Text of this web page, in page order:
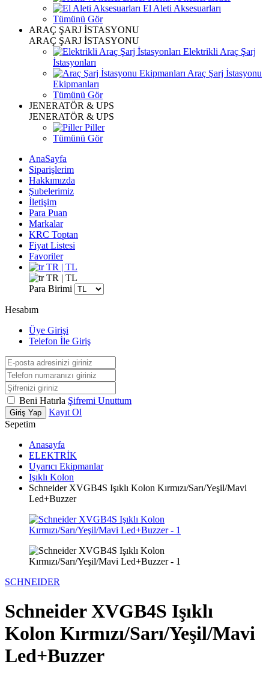
El Aleti Aksesuarları
Tümünü Gör
ARAÇ ŞARJ İSTASYONU
ARAÇ ŞARJ İSTASYONU
Elektrikli Araç Şarj
İstasyonları
Araç Şarj İstasyonu
Ekipmanları
Tümünü Gör
JENERATÖR & UPS
JENERATÖR & UPS
Piller
Tümünü Gör
AnaSayfa
Siparişlerim
Hakkımızda
Şubelerimiz
İletişim
Para Puan
Markalar
KRC Toptan
Fiyat Listesi
Favoriler
TR | TL
TR | TL
Para Birimi
Hesabım
Üye Girişi
Telefon İle Giriş
Beni Hatırla Şifremi Unuttum
Giriş Yap
Kayıt Ol
Sepetim
Anasayfa
ELEKTRİK
Uyarıcı Ekipmanlar
Işıklı Kolon
Schneider XVGB4S Işıklı Kolon Kırmızı/Sarı/Yeşil/Mavi
Led+Buzzer
SCHNEIDER
Schneider XVGB4S Işıklı
Kolon Kırmızı/Sarı/Yeşil/Mavi
Led+Buzzer